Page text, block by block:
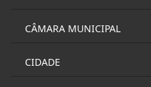
CÂMARA MUNICIPAL
CIDADE